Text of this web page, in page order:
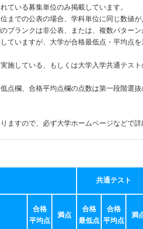
ている募集単位のみ掲載しています。
までの公表の場合、学科単位に同じ数値が
ブランクは非公表、または、複数パターン
ていますが、大学が合格最低点・平均点
施している、もしくは大学入学共通テス
点欄、合格平均点欄の点数は第一段階選
ますので、必ず大学ホームページなどで詳
共通テスト
合格
平均点
満点
合格
最低点
合格
平均点
満